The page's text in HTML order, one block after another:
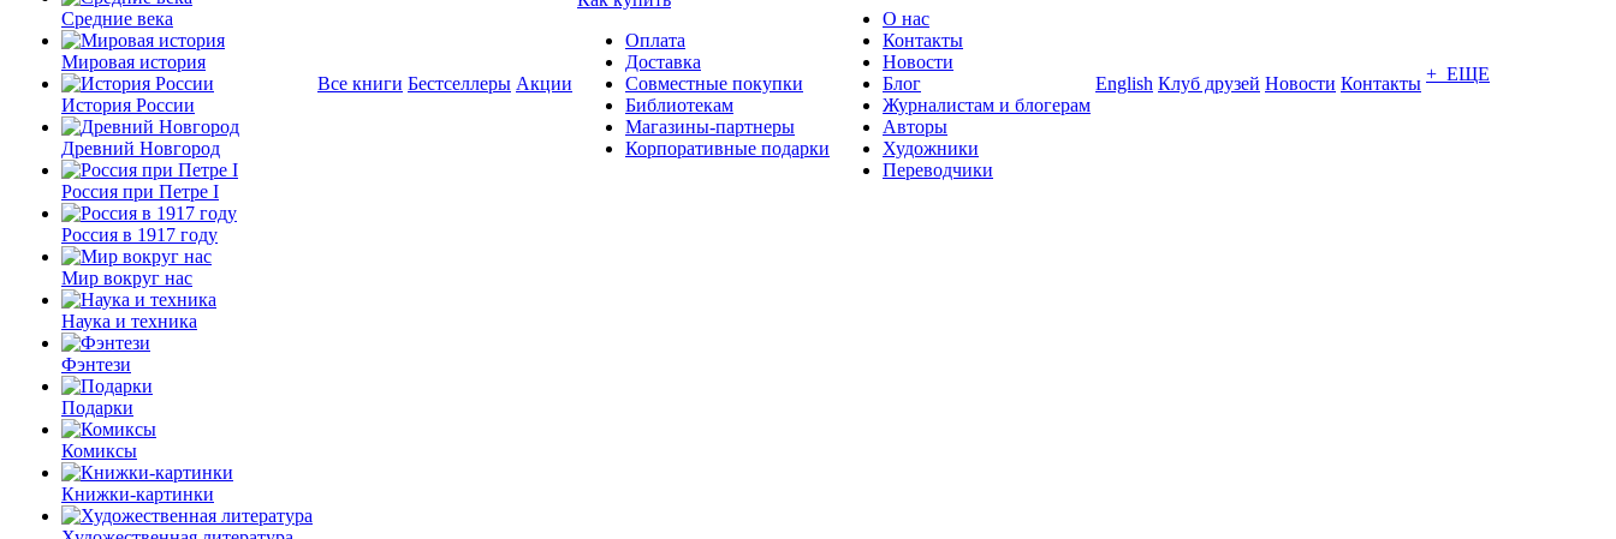
Средние века
Мировая история
История России
Древний Новгород
Россия при Петре I
Россия в 1917 году
Мир вокруг нас
Наука и техника
Фэнтези
Подарки
Комиксы
Книжки-картинки
Все книги Бестселлеры Акции
Оплата
Доставка
Совместные покупки
Библиотекам
Магазины-партнеры
Корпоративные подарки
О нас
Контакты
Новости
Блог
Журналистам и блогерам
Авторы
Художники
Переводчики
English Клуб друзей Новости Контакты + ЕЩЕ